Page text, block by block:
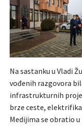
Na sastanku u Vladi
vođenih razgovora
infrastrukturnih
brze ceste,
Medijima se obratio